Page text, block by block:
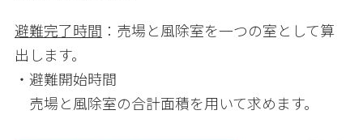
避難完了時間 ：売場と風除室を一つの室として算
出します。
・避難開始時間
売場と風除室の合計面積を用いて求めます。